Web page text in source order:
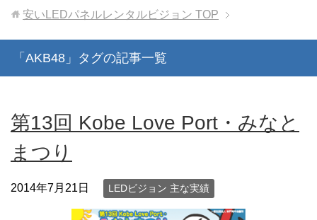
安いLEDパネルレンタルビジョン TOP
「AKB48」タグの記事一覧
第13回 Kobe Love Port・みなと
まつり
2014年7月21日 LEDビジョン 主な実績